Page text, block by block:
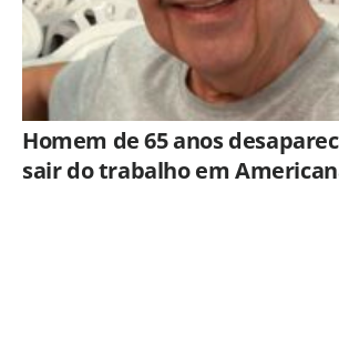
Homem de 65 anos
sair do trabalho em